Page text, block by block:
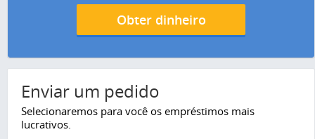
Obter dinheiro
Enviar um pedido
Selecionaremos para você os empréstimos mais
lucrativos.